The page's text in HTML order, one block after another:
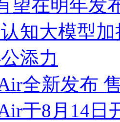
望在明年发
知大模型
添力
全新发布
于8月14日